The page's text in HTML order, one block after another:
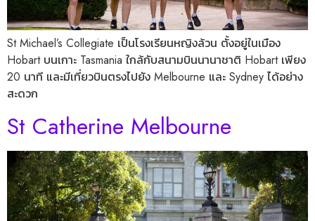
St Michael’s Collegiate เป็นโรงเรียนหญิงล้วน ตั้งอยู่ในเมือง
Hobart บนเกาะ Tasmania ใกล้กับสนามบินนานาชาติ Hobart เพียง
20 นาที และมีเที่ยวบินตรงไปยัง Melbourne และ Sydney ได้อย่าง
สะดวก
St Catherine Melbourne